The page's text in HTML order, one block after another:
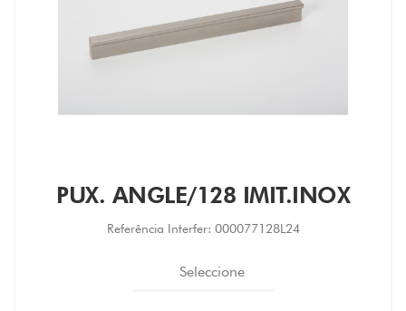
PUX. ANGLE/128 IMIT.INOX
Referência Interfer: 000077128L24
Seleccione